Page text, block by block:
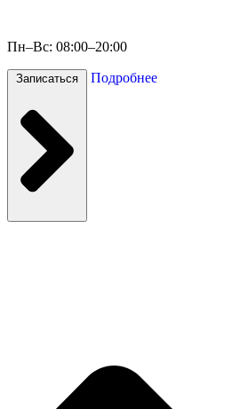
Пн–Вс: 08:00–20:00
Записаться Подробнее